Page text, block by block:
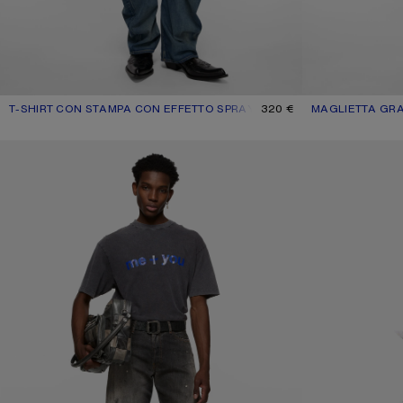
T-SHIRT CON STAMPA CON EFFETTO SPRAY
COLORE ATTUALE: GIALLO ZAFFERANO
PREZZO: 320 €. 320 € MAGLIETTA
COLORE
PREZZO: 320 €.